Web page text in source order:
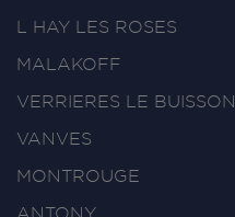
L HAY LES ROSES
MALAKOFF
VERRIERES LE BUISSON
VANVES
MONTROUGE
ANTONY